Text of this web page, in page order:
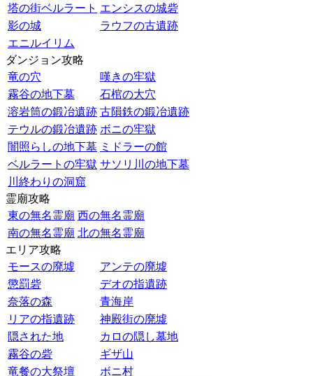
塔の街ベルラート エンシスの城砦
影の城
ラウフの古遺跡
エニルイリム
ダンジョン攻略
竜の穴
嘆きの牢獄
霧谷の地下墓
石棺の大穴
溶岩筒の鍛冶遺跡 古隕鉄の鍛冶遺跡
テウルの鍛冶遺跡 ボニの牢獄
闇照らしの地下墓 ミドラーの館
ベルラートの牢獄 サソリ川の地下墓
川終わりの洞窟
霊廟攻略
東の無名霊廟 西の無名霊廟
南の無名霊廟 北の無名霊廟
エリア攻略
モースの廃墟
アンテの廃墟
懲罰砦
デオの指遺跡
奈落の森
青海岸
リアの指遺跡
神殿街の廃墟
隠された地
カロの隠し墓地
霧谷の砦
ギザ山
竜餐の大祭壇
ボニ村